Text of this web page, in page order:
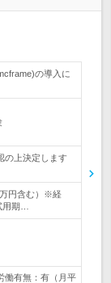
の導入に
の上決定します
円含む）※経
期…
働有無：有（月平